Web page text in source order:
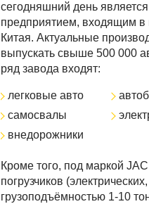
сегодняшний день
предприятием, входящим в
Китая. Актуальные
выпускать свыше 500 000
ряд завода входят:
легковые авто
самосвалы
внедорожники
Кроме того, под маркой
погрузчиков
грузоподъёмностью 1-10